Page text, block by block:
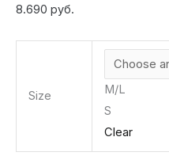
8.690 руб.
Size
M/L
S
Clear